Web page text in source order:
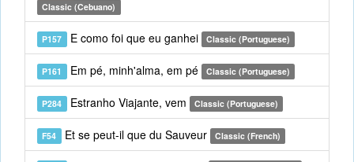
Classic (Cebuano)
P157 E como foi que eu ganhei Classic (Portuguese)
P161 Em pé, minh'alma, em pé Classic (Portuguese)
P284 Estranho Viajante, vem Classic (Portuguese)
F54 Et se peut-il que du Sauveur Classic (French)